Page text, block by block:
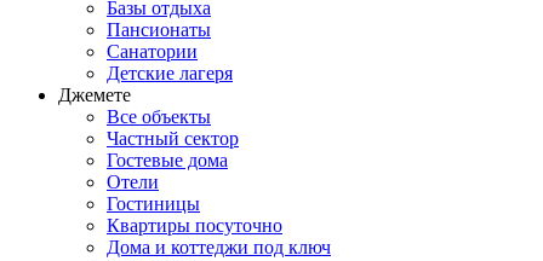
Базы отдыха
Пансионаты
Санатории
Детские лагеря
Джемете
Все объекты
Частный сектор
Гостевые дома
Отели
Гостиницы
Квартиры посуточно
Дома и коттеджи под ключ